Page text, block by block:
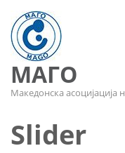
МАГО
Македонска асоцијација
Slider